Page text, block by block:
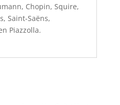
Chopin, Squire,
Saint-Saëns,
Piazzolla.